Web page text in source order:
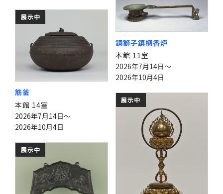
銅獅子鎮柄香炉
本館 11室
2026年7月14日～
2026年10月4日
展示中
筋釜
本館 14室
2026年7月14日～
2026年10月4日
展示中
展示中